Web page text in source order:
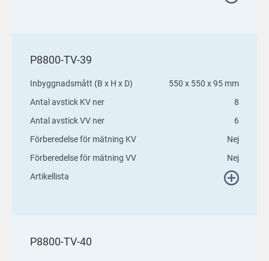
P8800-TV-39
Inbyggnadsmått (B x H x D)
550 x 550 x 95 mm
Antal avstick KV ner
8
Antal avstick VV ner
6
Förberedelse för mätning KV
Nej
Förberedelse för mätning VV
Nej
Artikellista
P8800-TV-40